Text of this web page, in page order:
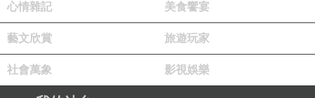
但是我只知道盡量讓對方過得快樂，當她跟我在一起不再有快樂的笑容
時，我就知道我該放手讓她走了。
心情雜記 美食饗宴
藝文欣賞 旅遊玩家
社會萬象 影視娛樂